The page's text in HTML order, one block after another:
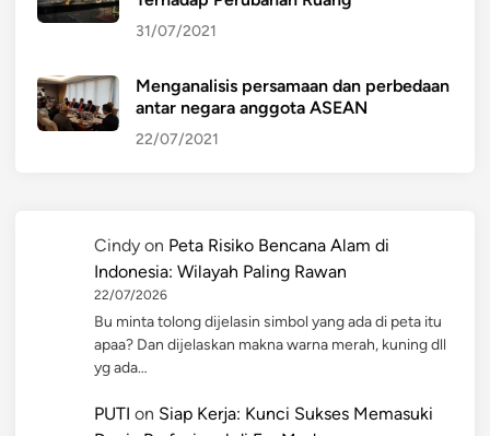
31/07/2021
Menganalisis persamaan dan perbedaan
antar negara anggota ASEAN
22/07/2021
Cindy on Peta Risiko Bencana Alam di
Indonesia: Wilayah Paling Rawan
22/07/2026
Bu minta tolong dijelasin simbol yang ada di peta itu
apaa? Dan dijelaskan makna warna merah, kuning dll
yg ada…
PUTI on Siap Kerja: Kunci Sukses Memasuki